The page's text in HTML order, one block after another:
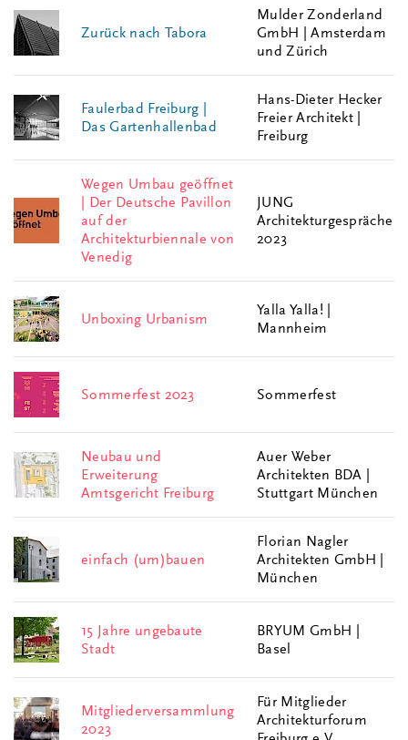
Zurück nach Tabora
Mulder Zonderland
GmbH | Amsterdam
und Zürich
Faulerbad Freiburg |
Das Gartenhallenbad
Hans-Dieter Hecker
Freier Architekt |
Freiburg
Wegen Umbau geöffnet
| Der Deutsche Pavillon
auf der
Architekturbiennale von
Venedig
JUNG
Architekturgespräche
2023
Unboxing Urbanism
Yalla Yalla! |
Mannheim
Sommerfest 2023 Sommerfest
Neubau und
Erweiterung
Amtsgericht Freiburg
Auer Weber
Architekten BDA |
Stuttgart München
einfach (um)bauen
Florian Nagler
Architekten GmbH |
München
15 Jahre ungebaute
Stadt
BRYUM GmbH |
Basel
Mitgliederversammlung
2023
Für Mitglieder
Architekturforum